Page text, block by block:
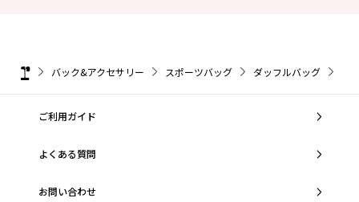
バック&アクセサリー スポーツバッグ ダッフルバッグ
ご利用ガイド
よくある質問
お問い合わせ